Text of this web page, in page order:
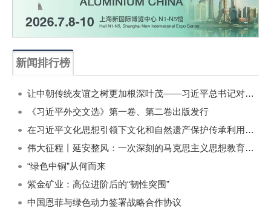
新闻排行榜
让中朝传统友谊之树更加根深叶茂——习近平总书记对朝鲜进行国事访问纪实
《习近平外交文选》第一卷、第二卷出版发行
在习近平文化思想引领下文化和自然遗产保护传承利用工作开创新局面
伟大征程丨延安整风：一次深刻的马克思主义思想教育运动
“绿色中铜”从何而来
紫金矿业：高位进阶后的“韧性突围”
中国恩菲与绿色动力签署战略合作协议